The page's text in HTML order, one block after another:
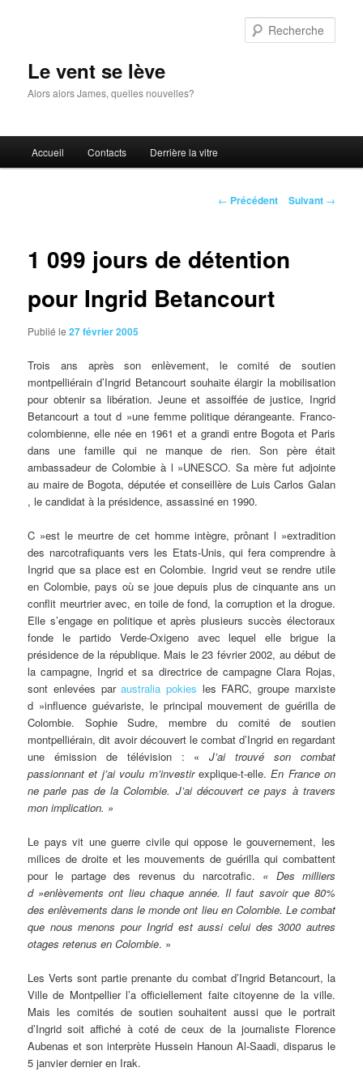
Le vent se lève
Alors alors James, quelles nouvelles?
principal
Accueil Contacts Derrière la vitre
Navigation
← Précédent Suivant →
1 099 jours de détention
pour Ingrid Betancourt
Publié le27 février 2005
Trois ans après son enlèvement, le comité de soutien
montpelliérain d’Ingrid Betancourt souhaite élargir la mobilisation
pour obtenir sa libération. Jeune et assoiffée de justice, Ingrid
Betancourt a tout d »une femme politique dérangeante. Franco-
colombienne, elle née en 1961 et a grandi entre Bogota et Paris
dans une famille qui ne manque de rien. Son père était
ambassadeur de Colombie à l »UNESCO. Sa mère fut adjointe
au maire de Bogota, députée et conseillère de Luis Carlos Galan
, le candidat à la présidence, assassiné en 1990.
C »est le meurtre de cet homme intègre, prônant l »extradition
des narcotrafiquants vers les Etats-Unis, qui fera comprendre à
Ingrid que sa place est en Colombie. Ingrid veut se rendre utile
en Colombie, pays où se joue depuis plus de cinquante ans un
conflit meurtrier avec, en toile de fond, la corruption et la drogue.
Elle s’engage en politique et après plusieurs succès électoraux
fonde le partido Verde-Oxigeno avec lequel elle brigue la
présidence de la république. Mais le 23 février 2002, au début de
la campagne, Ingrid et sa directrice de campagne Clara Rojas,
sont enlevées paraustralia pokies les FARC, groupe marxiste
d »influence guévariste, le principal mouvement de guérilla de
Colombie. Sophie Sudre, membre du comité de soutien
montpelliérain, dit avoir découvert le combat d’Ingrid en regardant
une émission de télévision : «J’ai trouvé son combat
passionnant et j’ai voulu m’investir explique-t-elle.En France on
ne parle pas de la Colombie. J’ai découvert ce pays à travers
mon implication. »
Le pays vit une guerre civile qui oppose le gouvernement, les
milices de droite et les mouvements de guérilla qui combattent
pour le partage des revenus du narcotrafic. « Des milliers
d »enlèvements ont lieu chaque année. Il faut savoir que 80%
des enlèvements dans le monde ont lieu en Colombie. Le combat
que nous menons pour Ingrid est aussi celui des 3000 autres
otages retenus en Colombie. »
Les Verts sont partie prenante du combat d’Ingrid Betancourt, la
Ville de Montpellier l’a officiellement faite citoyenne de la ville.
Mais les comités de soutien souhaitent aussi que le portrait
d’Ingrid soit affiché à coté de ceux de la journaliste Florence
Aubenas et son interprète Hussein Hanoun Al-Saadi, disparus le
5 janvier dernier en Irak.